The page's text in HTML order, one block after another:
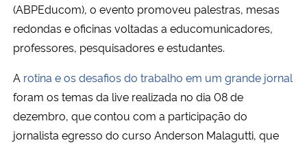
(ABPEducom), o evento promoveu palestras, mesas
redondas e oficinas voltadas a educomunicadores,
professores, pesquisadores e estudantes.
A rotina e os desafios do trabalho em um grande jornal
foram os temas da live realizada no dia 08 de
dezembro, que contou com a participação do
jornalista egresso do curso Anderson Malagutti, que